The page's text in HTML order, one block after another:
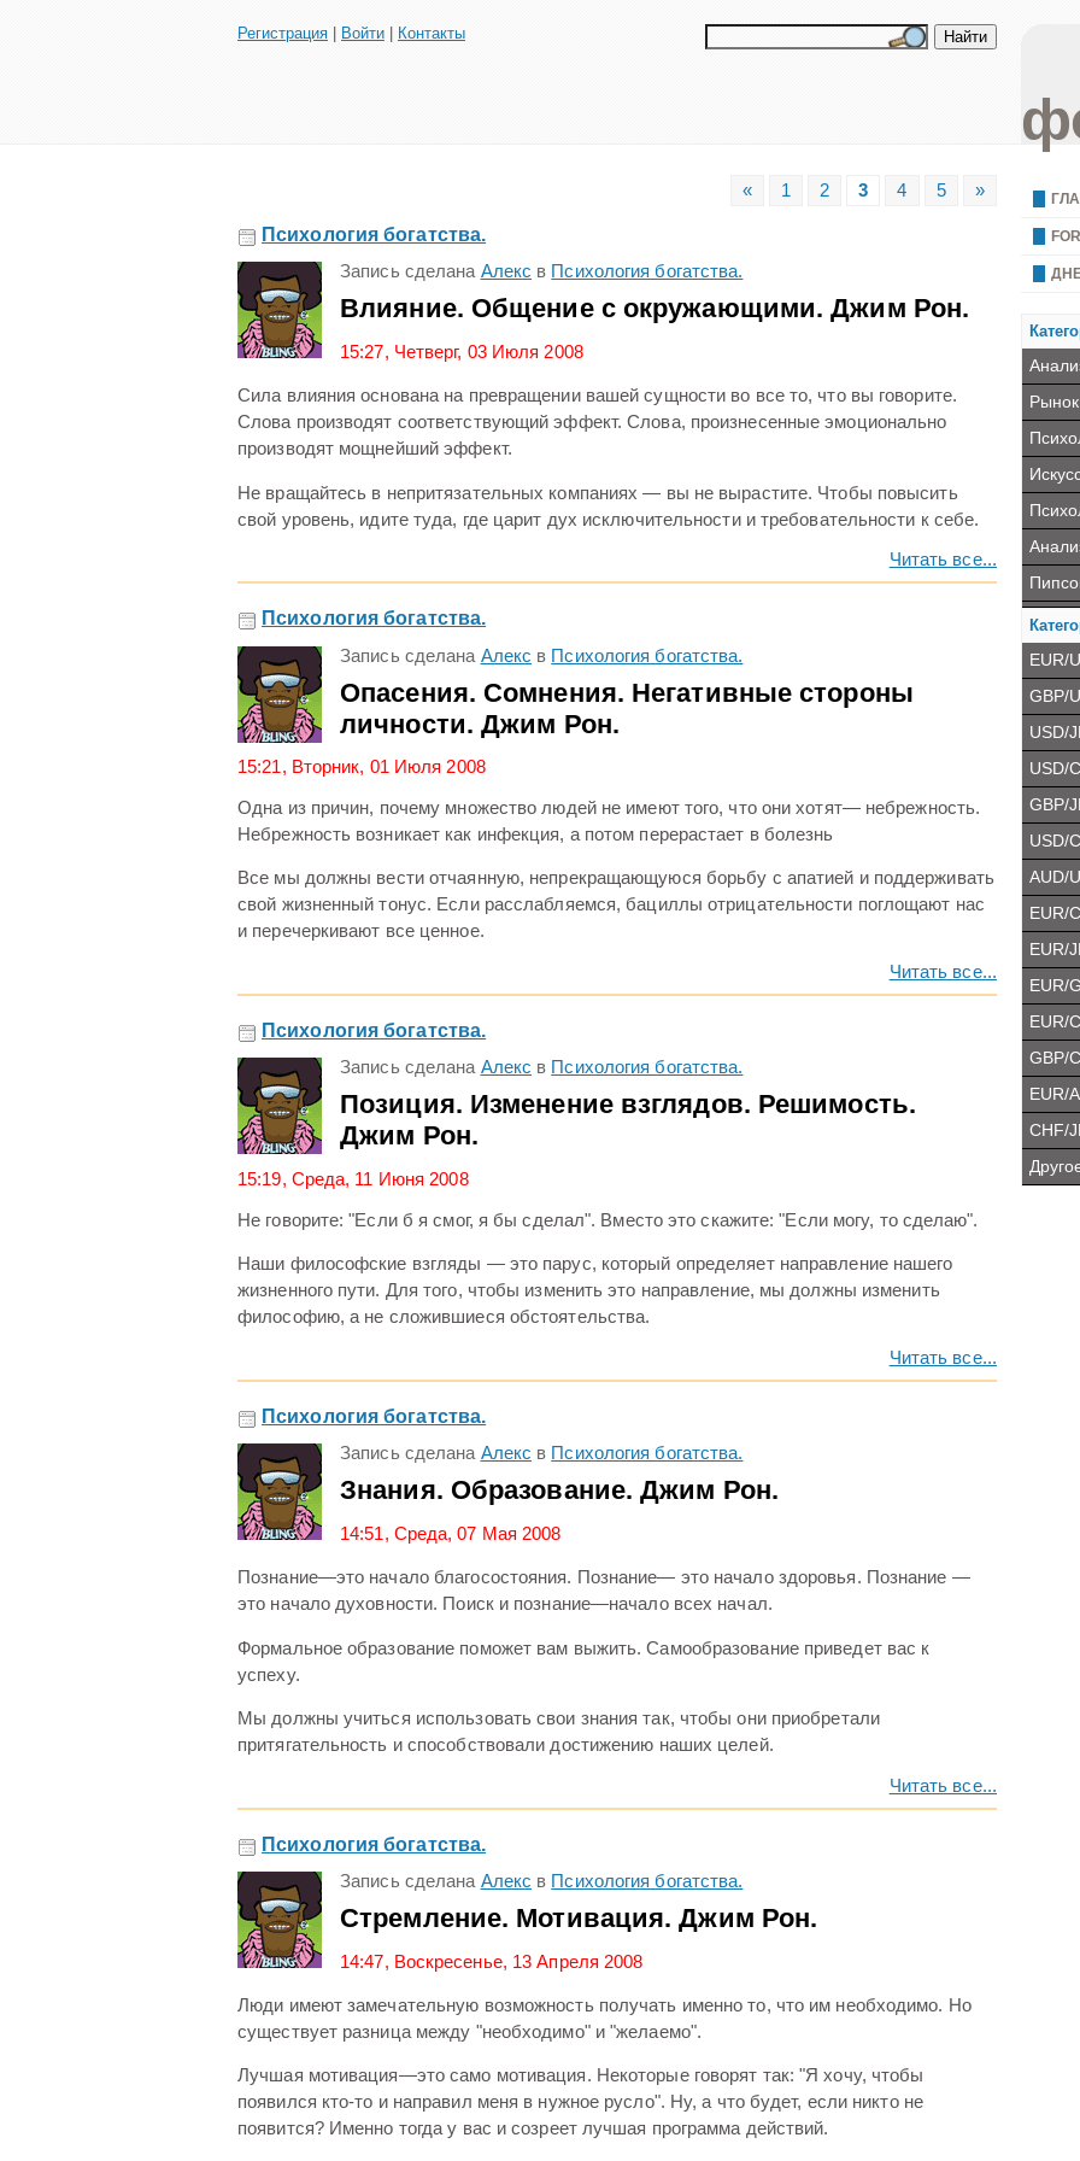
Регистрация Войти Контакты
Рынок
EUR/
GBP/
USD/
USD/
GBP/
USD/
AUD/
EUR/
EUR/
EUR/
EUR/
GBP/
EUR/
CHF/
« 1 2 3 4 5 »
Психология богатства.
Запись сделана Алекс в Психология богатства.
Влияние. Общение с окружающими. Джим Рон.
15:27, Четверг, 03 Июля 2008
Сила влияния основана на превращении вашей сущности во все то, что вы говорите.
Слова производят соответствующий эффект. Слова, произнесенные эмоционально
производят мощнейший эффект.
Не вращайтесь в непритязательных компаниях — вы не вырастите. Чтобы повысить
свой уровень, идите туда, где царит дух исключительности и требовательности к себе.
Читать все...
Психология богатства.
Запись сделана Алекс в Психология богатства.
Опасения. Сомнения. Негативные стороны
личности. Джим Рон.
15:21, Вторник, 01 Июля 2008
Одна из причин, почему множество людей не имеют того, что они хотят— небрежность.
Небрежность возникает как инфекция, а потом перерастает в болезнь
Все мы должны вести отчаянную, непрекращающуюся борьбу с апатией и поддерживать
свой жизненный тонус. Если расслабляемся, бациллы отрицательности поглощают нас
и перечеркивают все ценное.
Читать все...
Психология богатства.
Запись сделана Алекс в Психология богатства.
Позиция. Изменение взглядов. Решимость.
Джим Рон.
15:19, Среда, 11 Июня 2008
Не говорите: "Если б я смог, я бы сделал". Вместо это скажите: "Если могу, то сделаю".
Наши философские взгляды — это парус, который определяет направление нашего
жизненного пути. Для того, чтобы изменить это направление, мы должны изменить
философию, а не сложившиеся обстоятельства.
Читать все...
Психология богатства.
Запись сделана Алекс в Психология богатства.
Знания. Образование. Джим Рон.
14:51, Среда, 07 Мая 2008
Познание—это начало благосостояния. Познание— это начало здоровья. Познание —
это начало духовности. Поиск и познание—начало всех начал.
Формальное образование поможет вам выжить. Самообразование приведет вас к
успеху.
Мы должны учиться использовать свои знания так, чтобы они приобретали
притягательность и способствовали достижению наших целей.
Читать все...
Психология богатства.
Запись сделана Алекс в Психология богатства.
Стремление. Мотивация. Джим Рон.
14:47, Воскресенье, 13 Апреля 2008
Люди имеют замечательную возможность получать именно то, что им необходимо. Но
существует разница между "необходимо" и "желаемо".
Лучшая мотивация—это само мотивация. Некоторые говорят так: "Я хочу, чтобы
появился кто-то и направил меня в нужное русло". Ну, а что будет, если никто не
появится? Именно тогда у вас и созреет лучшая программа действий.